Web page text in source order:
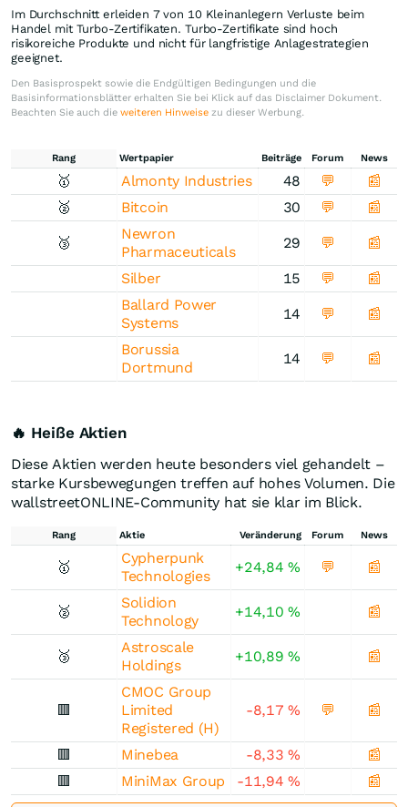
Im Durchschnitt erleiden 7 von 10 Kleinanlegern Verluste beim
Handel mit Turbo-Zertifikaten. Turbo-Zertifikate sind hoch
risikoreiche Produkte und nicht für langfristige Anlagestrategien
geeignet.
Den Basisprospekt sowie die Endgültigen Bedingungen und die
Basisinformationsblätter erhalten Sie bei Klick auf das Disclaimer Dokument.
Beachten Sie auch die weiteren Hinweise zu dieser Werbung.
Rang Wertpapier Beiträge Forum News
🥇 Almonty Industries 48 💬
📰
🥈
Bitcoin 30 💬 📰
🥉
Newron
Pharmaceuticals
29 💬 📰
Silber 15 💬
📰
Ballard Power
Systems
14 💬 📰
Borussia
Dortmund
14 💬 📰
🔥 Heiße Aktien
Diese Aktien werden heute besonders viel gehandelt –
starke Kursbewegungen treffen auf hohes Volumen. Die
wallstreetONLINE-Community hat sie klar im Blick.
Rang Aktie Veränderung Forum News
🥇
Cypherpunk
Technologies
+24,84% 💬 📰
🥈
Solidion
Technology
+14,10% 📰
🥉
Astroscale
Holdings
+10,89% 📰
🟥
CMOC Group
Limited
Registered (H)
-8,17% 💬 📰
🟥 Minebea -8,33%
📰
🟥
MiniMax Group -11,94% 📰